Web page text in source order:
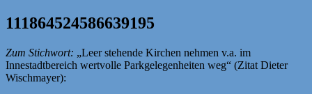
111864524586639195
Zum Stichwort: „Leer stehende Kirchen nehmen v.a. im
Innestadtbereich wertvolle Parkgelegenheiten weg“ (Zitat Dieter
Wischmayer):